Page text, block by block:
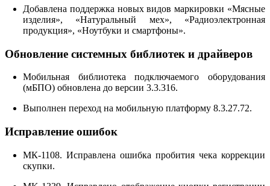
Добавлена поддержка новых видов маркировки «Мясные
изделия», «Натуральный мех», «Радиоэлектронная
продукция», «Ноутбуки и смартфоны».
Обновление системных библиотек и драйверов
Мобильная библиотека подключаемого оборудования
(мБПО) обновлена до версии 3.3.316.
Выполнен переход на мобильную платформу 8.3.27.72.
Исправление ошибок
МК-1108. Исправлена ошибка пробития чека коррекции
скупки.